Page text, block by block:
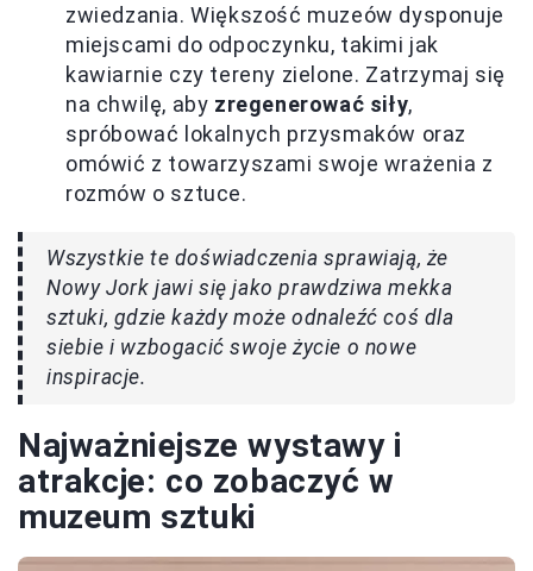
zwiedzania. Większość muzeów dysponuje
miejscami do odpoczynku, takimi jak
kawiarnie czy tereny zielone. Zatrzymaj się
na chwilę, aby zregenerować siły,
spróbować lokalnych przysmaków oraz
omówić z towarzyszami swoje wrażenia z
rozmów o sztuce.
Wszystkie te doświadczenia sprawiają, że
Nowy Jork jawi się jako prawdziwa mekka
sztuki, gdzie każdy może odnaleźć coś dla
siebie i wzbogacić swoje życie o nowe
inspiracje.
Najważniejsze wystawy i
atrakcje: co zobaczyć w
muzeum sztuki